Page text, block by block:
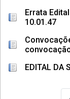
Errata
10.01.47
EDITAL DA